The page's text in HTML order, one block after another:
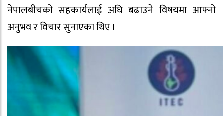
नेपालबीचको सहकार्यलाई अघि बढाउने विषयमा आफ्नो
अनुभव र विचार सुनाएका थिए ।